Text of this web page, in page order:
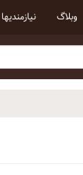
وبلاگ نیازمندیها